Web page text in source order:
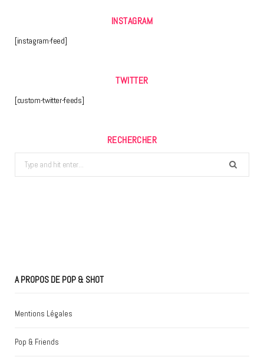
INSTAGRAM
[instagram-feed]
TWITTER
[custom-twitter-feeds]
RECHERCHER
Search
for:
A PROPOS DE POP & SHOT
Mentions Légales
Pop & Friends